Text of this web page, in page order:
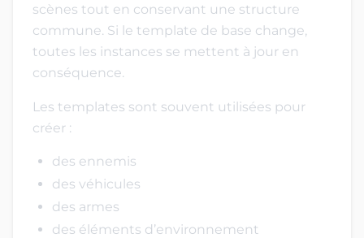
scènes tout en conservant une structure
commune. Si le template de base change,
toutes les instances se mettent à jour en
conséquence.
Les templates sont souvent utilisées pour
créer :
des ennemis
des véhicules
des armes
des éléments d’environnement